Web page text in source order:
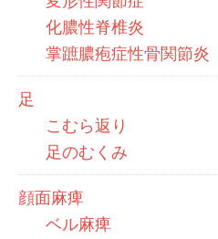
化膿性脊椎炎
掌蹠膿疱症性骨関節炎
足
こむら返り
足のむくみ
顔面麻痺
ベル麻痺